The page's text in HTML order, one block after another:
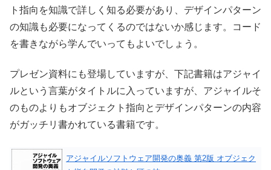
ト指向を知識で詳しく知る必要があり、デザインパターン
の知識も必要になってくるのではないか感じます。コード
を書きながら学んでいってもよいでしょう。
プレゼン資料にも登場していますが、下記書籍はアジャイ
ルという言葉がタイトルに入っていますが、アジャイルそ
のものよりもオブジェクト指向とデザインパターンの内容
がガッチリ書かれている書籍です。
アジャイルソフトウェア開発の奥義 第2版 オブジェク